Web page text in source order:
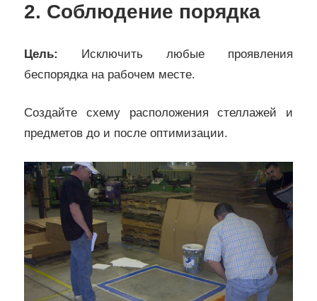
2. Соблюдение порядка
Цель: Исключить любые проявления
беспорядка на рабочем месте.
Создайте схему расположения стеллажей и
предметов до и после оптимизации.